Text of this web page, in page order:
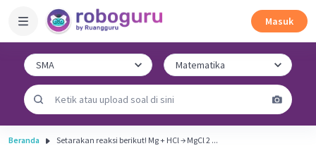
Masuk
Beranda Setarakan reaksi berikut! Mg + HCl → MgCl 2 ...